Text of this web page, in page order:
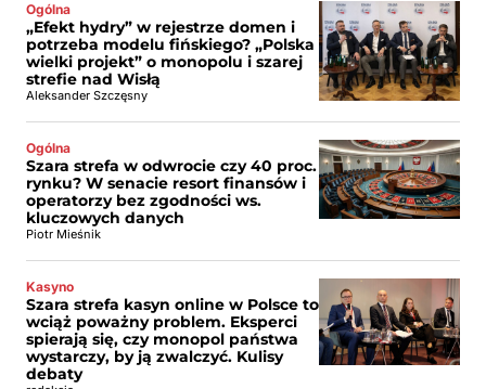
Ogólna
„Efekt hydry” w rejestrze domen i
potrzeba modelu fińskiego? „Polska
wielki projekt” o monopolu i szarej
strefie nad Wisłą
Aleksander Szczęsny
Ogólna
Szara strefa w odwrocie czy 40 proc.
rynku? W senacie resort finansów i
operatorzy bez zgodności ws.
kluczowych danych
Piotr Mieśnik
Kasyno
Szara strefa kasyn online w Polsce to
wciąż poważny problem. Eksperci
spierają się, czy monopol państwa
wystarczy, by ją zwalczyć. Kulisy
debaty